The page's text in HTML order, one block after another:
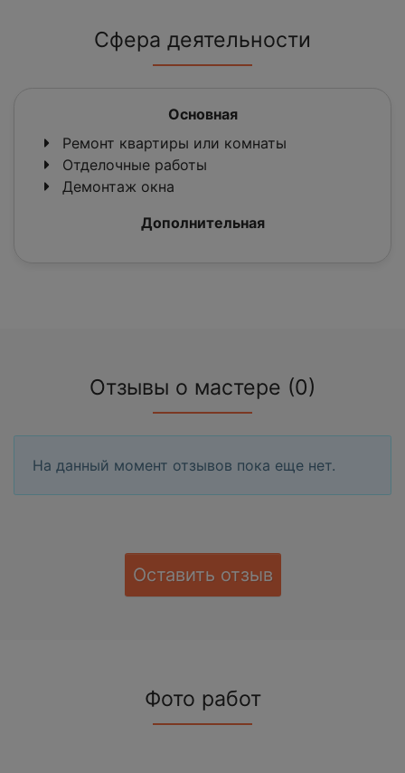
Сфера деятельности
Основная
Ремонт квартиры или комнаты
Отделочные работы
Демонтаж окна
Дополнительная
Отзывы о мастере (0)
На данный момент отзывов пока еще нет.
Оставить отзыв
Фото работ